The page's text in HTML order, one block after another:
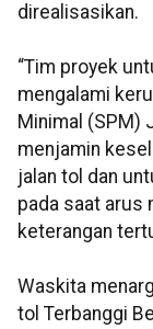
direalisasikan.
“Tim proyek
mengalami
Minimal (SPM)
menjamin
jalan tol dan
pada saat arus
keterangan
Waskita
tol Terbanggi